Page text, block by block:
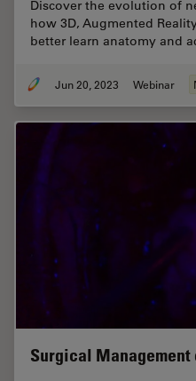
Discover the evolution of
how 3D, Augmented
better learn anatomy and
Jun 20, 2023 Webinar
Surgical Management